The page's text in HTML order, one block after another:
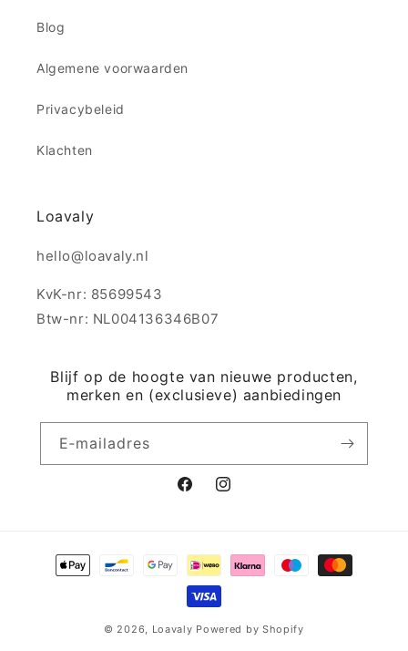
Blog
Algemene voorwaarden
Privacybeleid
Klachten
Loavaly
hello@loavaly.nl
KvK-nr: 85699543
Btw-nr: NL004136346B07
Blijf op de hoogte van nieuwe producten,
merken en (exclusieve) aanbiedingen
E‑mailadres
FacebookInstagram
Betaalmethoden
© 2026, Loavaly Powered by Shopify